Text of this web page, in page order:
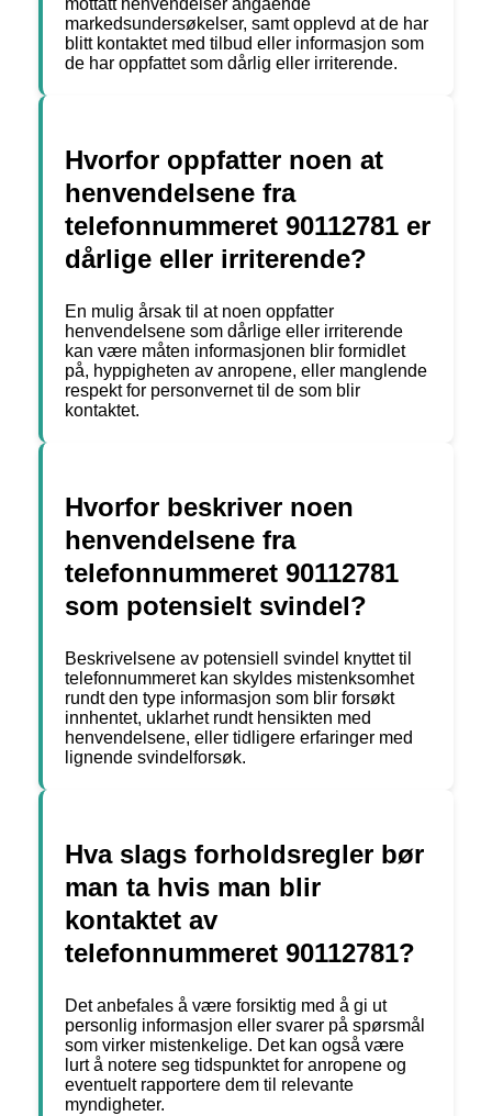
mottatt henvendelser angående
markedsundersøkelser, samt opplevd at de har
blitt kontaktet med tilbud eller informasjon som
de har oppfattet som dårlig eller irriterende.
Hvorfor oppfatter noen at
henvendelsene fra
telefonnummeret 90112781 er
dårlige eller irriterende?
En mulig årsak til at noen oppfatter
henvendelsene som dårlige eller irriterende
kan være måten informasjonen blir formidlet
på, hyppigheten av anropene, eller manglende
respekt for personvernet til de som blir
kontaktet.
Hvorfor beskriver noen
henvendelsene fra
telefonnummeret 90112781
som potensielt svindel?
Beskrivelsene av potensiell svindel knyttet til
telefonnummeret kan skyldes mistenksomhet
rundt den type informasjon som blir forsøkt
innhentet, uklarhet rundt hensikten med
henvendelsene, eller tidligere erfaringer med
lignende svindelforsøk.
Hva slags forholdsregler bør
man ta hvis man blir
kontaktet av
telefonnummeret 90112781?
Det anbefales å være forsiktig med å gi ut
personlig informasjon eller svarer på spørsmål
som virker mistenkelige. Det kan også være
lurt å notere seg tidspunktet for anropene og
eventuelt rapportere dem til relevante
myndigheter.